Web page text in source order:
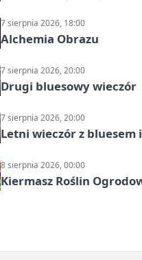
7 sierpnia 2026, 18:00
Alchemia Obrazu
7 sierpnia 2026, 20:00
Drugi bluesowy wieczór
7 sierpnia 2026, 20:00
Letni wieczór z
8 sierpnia 2026, 00:00
Kiermasz Roślin